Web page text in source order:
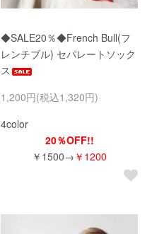
◆SALE20％◆French Bull(フ
レンチブル) セパレートソック
ス
1,200円(税込1,320円)
4color
20％OFF!!
￥1500→ ￥1200